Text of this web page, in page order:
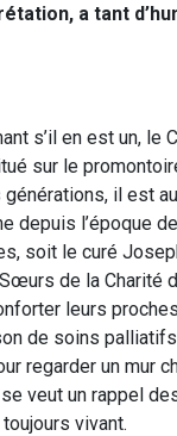
a tant
s’il en est un, le
sur le
il est
depuis l’époque
soit le curé
de la Charité
leurs
de soins
regarder un mur
veut un rappel
vivant.